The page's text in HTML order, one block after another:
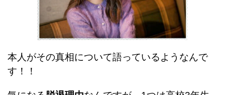
本人がその真相について語っているようなんで
す！！